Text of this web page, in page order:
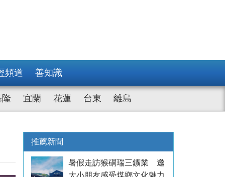
頻道 善知識
隆 宜蘭 花蓮 台東 離島
推薦新聞
暑假走訪猴硐瑞三鑛業 邀
大小朋友感受煤鄉文化魅力